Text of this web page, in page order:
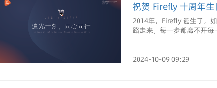
祝贺 Firefly 十周年
2014年，Firefly 诞生了，
路走来，每一步都离不开
2024-10-09 09:29